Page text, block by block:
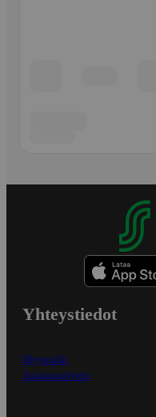
Yhteystiedot
Myymälät
Asiakaspalvelu